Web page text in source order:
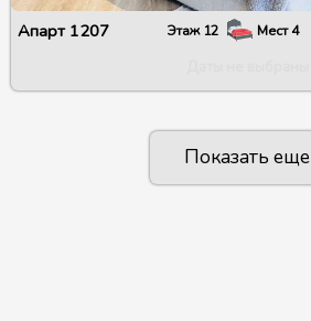
Апарт 1207 Этаж 12 Мест4
Показать еще